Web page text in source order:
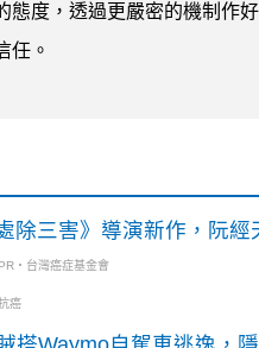
態度，透過更嚴密的機制作
任。
除三害》導演新作，阮經
PR・台灣癌症基金會
癌